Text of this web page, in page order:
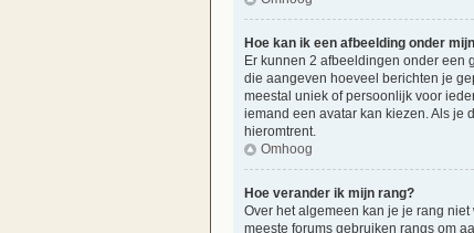
Hoe kan ik een afbeelding onder
Er kunnen 2 afbeeldingen onder een
die aangeven hoeveel berichten je
meestal uniek of persoonlijk voor
iemand een avatar kan kiezen. Als je
hieromtrent.
Omhoog
Hoe verander ik mijn rang?
Over het algemeen kan je je rang
meeste forums gebruiken rangs om